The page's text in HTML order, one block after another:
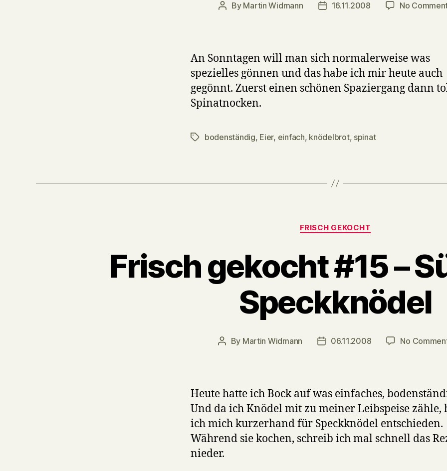
Post
By Martin Widmann
Post16.11.2008 No
An Sonntagen will man sich normalerweise was
spezielles gönnen und das habe ich mir heute auch
gegönnt. Zuerst einen schönen Spaziergang dann
Spinatnocken.
Tagsbodenständig, Eier, einfach, knödelbrot, spinat
Categories
FRISCH GEKOCHT
Frisch gekocht #15 –
Speckknödel
Post
By Martin Widmann
Post06.11.2008 No
Heute hatte ich Bock auf was einfaches,
Und da ich Knödel mit zu meiner Leibspeise zähle,
ich mich kurzerhand für Speckknödel entschieden.
Während sie kochen, schreib ich mal schnell das
nieder.